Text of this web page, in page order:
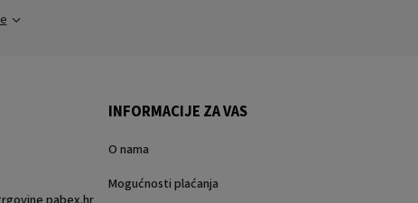
INFORMACIJE ZA VAS
O nama
Mogućnosti plaćanja